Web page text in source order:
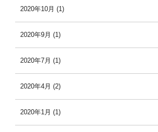
2020年10月 (1)
2020年9月 (1)
2020年7月 (1)
2020年4月 (2)
2020年1月 (1)